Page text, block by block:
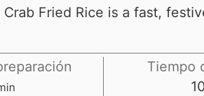
Fried Rice is a fast,
Tiempo